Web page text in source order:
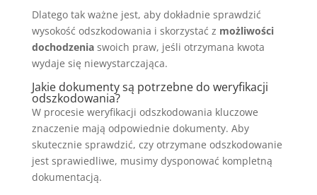
Dlatego tak ważne jest, aby dokładnie sprawdzić
wysokość odszkodowania i skorzystać z możliwości
dochodzeniaswoich praw, jeśli otrzymana kwota
wydaje się niewystarczająca.
Jakie dokumenty są potrzebne do weryfikacji
odszkodowania?
W procesie weryfikacji odszkodowania kluczowe
znaczenie mają odpowiednie dokumenty. Aby
skutecznie sprawdzić, czy otrzymane odszkodowanie
jest sprawiedliwe, musimy dysponować kompletną
dokumentacją.